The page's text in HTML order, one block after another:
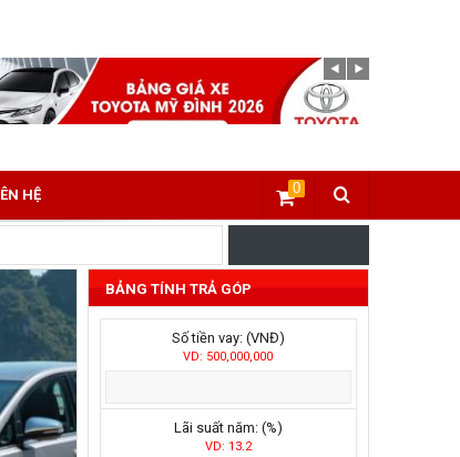
HỆ 0
BẢNG TÍNH TRẢ GÓP
Số tiền vay: (VNĐ)
VD: 500,000,000
Lãi suất năm: (%)
VD: 13.2